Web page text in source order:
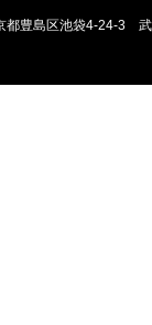
都豊島区池袋4-24-3